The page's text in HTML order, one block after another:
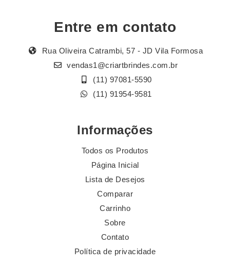
Entre em contato
Rua Oliveira Catrambi, 57 - JD Vila Formosa
vendas1@criartbrindes.com.br
(11) 97081-5590
(11) 91954-9581
Informações
Todos os Produtos
Página Inicial
Lista de Desejos
Comparar
Carrinho
Sobre
Contato
Política de privacidade